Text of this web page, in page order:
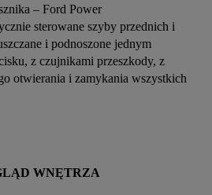
– Ford Power
sterowane szyby przednich i
i podnoszone jednym
z czujnikami przeszkody, z
otwierania i zamykania wszystkich
WNĘTRZA